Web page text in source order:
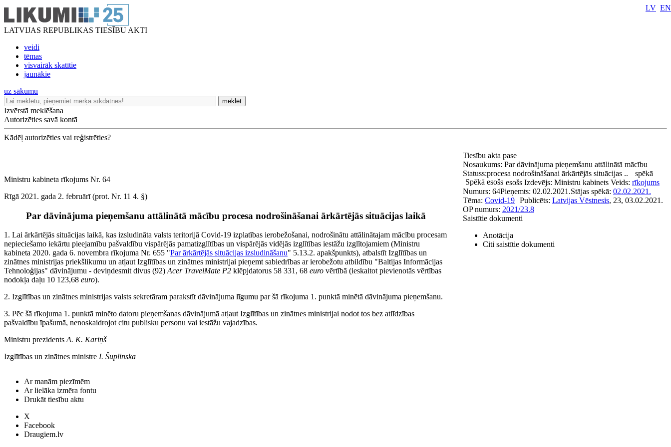
LATVIJAS REPUBLIKAS TIESĪBU AKTI
veidi
tēmas
visvairāk skatītie
jaunākie
LV EN
uz sākumu
meklēt
Izvērstā meklēšana
Autorizēties savā kontā
Kādēļ autorizēties vai reģistrēties?
Ministru kabineta rīkojums Nr. 64
Rīgā 2021. gada 2. februārī (prot. Nr. 11 4. §)
Par dāvinājuma pieņemšanu attālinātā mācību procesa nodrošināšanai ārkārtējās situācijas laikā
1. Lai ārkārtējās situācijas laikā, kas izsludināta valsts teritorijā Covid-19 izplatības ierobežošanai, nodrošinātu attālinātajam mācību procesam
nepieciešamo iekārtu pieejamību pašvaldību vispārējās pamatizglītības un vispārējās vidējās izglītības iestāžu izglītojamiem (Ministru
kabineta 2020. gada 6. novembra rīkojuma Nr. 655 "Par ārkārtējās situācijas izsludināšanu" 5.13.2. apakšpunkts), atbalstīt Izglītības un
zinātnes ministrijas priekšlikumu un atļaut Izglītības un zinātnes ministrijai pieņemt sabiedrības ar ierobežotu atbildību "Baltijas Informācijas
Tehnoloģijas" dāvinājumu - deviņdesmit divus (92)Acer TravelMate P2 klēpjdatorus 58 331, 68 euro vērtībā (ieskaitot pievienotās vērtības
nodokļa daļu 10 123,68 euro).
2. Izglītības un zinātnes ministrijas valsts sekretāram parakstīt dāvinājuma līgumu par šā rīkojuma 1. punktā minētā dāvinājuma pieņemšanu.
3. Pēc šā rīkojuma 1. punktā minēto datoru pieņemšanas dāvinājumā atļaut Izglītības un zinātnes ministrijai nodot tos bez atlīdzības
pašvaldību īpašumā, nenoskaidrojot citu publisku personu vai iestāžu vajadzības.
Ministru prezidentsA. K. Kariņš
Izglītības un zinātnes ministre I. Šuplinska
Tiesību akta pase
Nosaukums: Par dāvinājuma pieņemšanu attālinātā mācību
procesa nodrošināšanai ārkārtējās situācijas ..
Statuss:
Spēkā esošs
spēkā
esošs Izdevējs: Ministru kabinets Veids: rīkojums
Numurs: 64Pieņemts: 02.02.2021.Stājas spēkā: 02.02.2021.
Tēma: Covid-19 Publicēts: Latvijas Vēstnesis, 23, 03.02.2021.
OP numurs: 2021/23.8
Saistītie dokumenti
Anotācija
Citi saistītie dokumenti
Ar manām piezīmēm
Ar lielāka izmēra fontu
Drukāt tiesību aktu
X
Facebook
Draugiem.lv